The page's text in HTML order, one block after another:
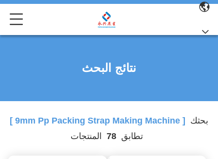
نتائج البحث
بحثك [ 9mm Pp Packing Strap Making Machine ]
تطابق78 المنتجات